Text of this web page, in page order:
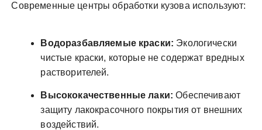
Современные центры обработки кузова используют:
Водоразбавляемые краски: Экологически
чистые краски, которые не содержат вредных
растворителей.
Высококачественные лаки: Обеспечивают
защиту лакокрасочного покрытия от внешних
воздействий.